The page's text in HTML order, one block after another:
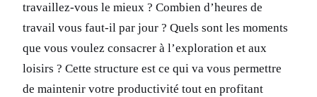
travaillez-vous le mieux ? Combien d’heures de
travail vous faut-il par jour ? Quels sont les moments
que vous voulez consacrer à l’exploration et aux
loisirs ? Cette structure est ce qui va vous permettre
de maintenir votre productivité tout en profitant